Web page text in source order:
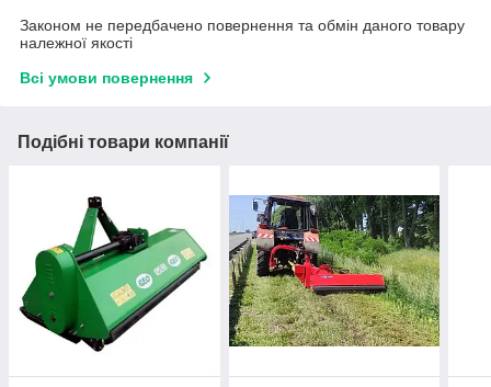
Законом не передбачено повернення та обмін даного товару
належної якості
Всі умови повернення
Подібні товари компанії